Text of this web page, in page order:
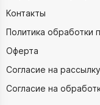
Контакты
Политика обработки
Оферта
Согласие на рассылку
Согласие на